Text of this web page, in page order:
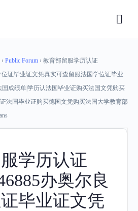
› Public Forum › 教育部留服学历认证
位证毕业证文凭真实可查留服法国学位证毕业
成绩单|学历认法国毕业证购买法国文凭购买
法国毕业证购买德国文凭购买法国大学教育部
学历认证
办奥尔良
毕业证文凭